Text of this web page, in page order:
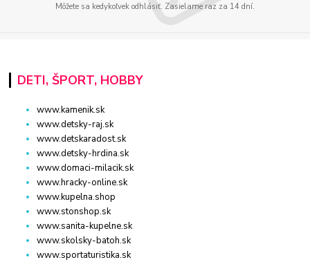
Môžete sa kedykoľvek odhlásiť. Zasielame raz za 14 dní.
DETI, ŠPORT, HOBBY
www.kamenik.sk
www.detsky-raj.sk
www.detskaradost.sk
www.detsky-hrdina.sk
www.domaci-milacik.sk
www.hracky-online.sk
www.kupelna.shop
www.stonshop.sk
www.sanita-kupelne.sk
www.skolsky-batoh.sk
www.sportaturistika.sk